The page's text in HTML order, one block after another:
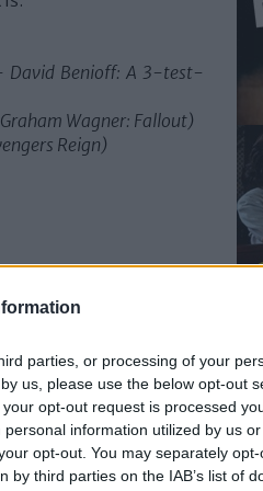
parties, or processing of your
us, please use the below opt-out
opt-out request is processed
information utilized by us
opt-out. You may separately
third parties on the IAB’s list of
David Benioff: A 3-test-
Wagner: Fallout)
Reign)
2024)